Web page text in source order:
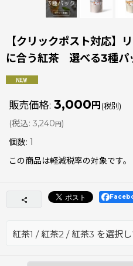
【クリックポスト対応】
に合う紅茶 選べる3種パ
販売価格: 3,000 円 (税別)
(税込: 3,240 円)
個数: 1
この商品は軽減税率の対象です。
紅茶1 / 紅茶2 / 紅茶3 を選択